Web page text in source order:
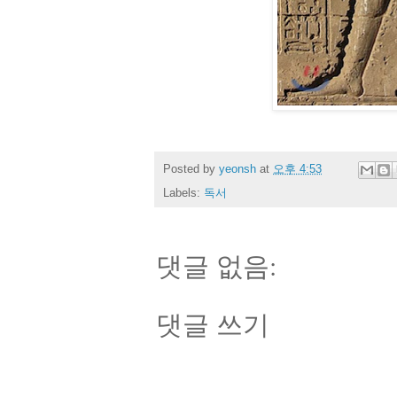
Posted by yeonsh at 오후 4:53
Labels: 독서
댓글 없음:
댓글 쓰기